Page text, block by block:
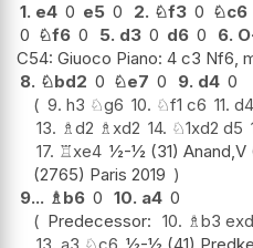
1. e4 0 e5 0 2. ♘f3 0 ♘c6
0 ♘f6 0 5. d3 0 d6 0 6.
C54: Giuoco Piano: 4 c3 Nf6,
8. ♘bd2 0 ♘e7 0 9. d4 0
9. h3 ♘g6 10. ♘f1 c6 11. d4
13. ♗d2 ♗xd2 14. ♘1xd2 d5
17. ♖xe4 ½-½ (31) Anand,V
(2765) Paris 2019
9... ♗b6 0 10. a4 0
Predecessor: 10. ♗b3